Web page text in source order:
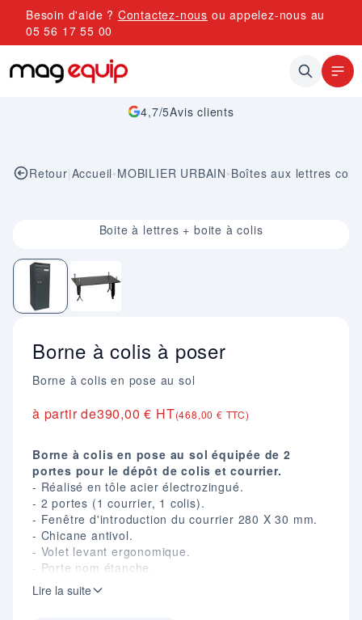
Allez au contenu
Besoin d'aide ? Contactez-nous ou appelez-nous au
05 56 17 55 00
4,7/5Avis clients
Retour|Accueil•MOBILIER URBAIN•Boîtes aux lettres
Boite à lettres + boite à colis
Borne à colis à poser
Borne à colis en pose au sol
à partir de390,00 € HT(468,00 € TTC)
Borne à colis en pose au sol équipée de 2
portes pour le dépôt de colis et courrier.
- Réalisé en tôle acier électrozingué.
- 2 portes (1 courrier, 1 colis).
- Fenêtre d'introduction du courrier 280 X 30 mm.
- Chicane antivol.
- Volet levant ergonomique.
- Porte nom étanche.
- Fermeture 3 points avec système multi-ancrage
breveté.
Lire la suite